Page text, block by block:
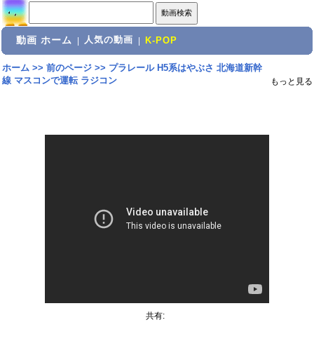
動画 ホーム 人気の動画 K-POP
ホーム>> 前のページ>> プラレール H5系はやぶさ 北海道新幹
線 マスコンで運転 ラジコン
もっと見る
共有: